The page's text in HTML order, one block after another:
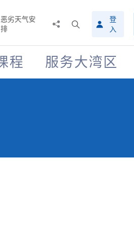
恶劣天气安
排
搜
寻
介
面
登
入
程 服务大湾区